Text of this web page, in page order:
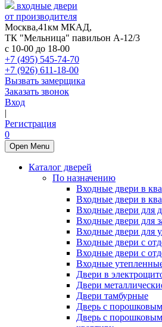
входные двери
от производителя
Москва,41км МКАД,
ТК "Мельница" павильон А-12/3
с 10-00 до 18-00
+7 (495) 545-74-70
+7 (926) 611-18-00
Вызвать замерщика
Заказать звонок
Вход
|
Регистрация
0
Open Menu
Каталог дверей
По назначению
Входные двери в
Входные двери в
Входные двери для
Входные двери для
Входные двери для
Входные двери с
Входные двери с
Входные
Двери в
Двери
Двери тамбурные
Дверь с
Дверь с